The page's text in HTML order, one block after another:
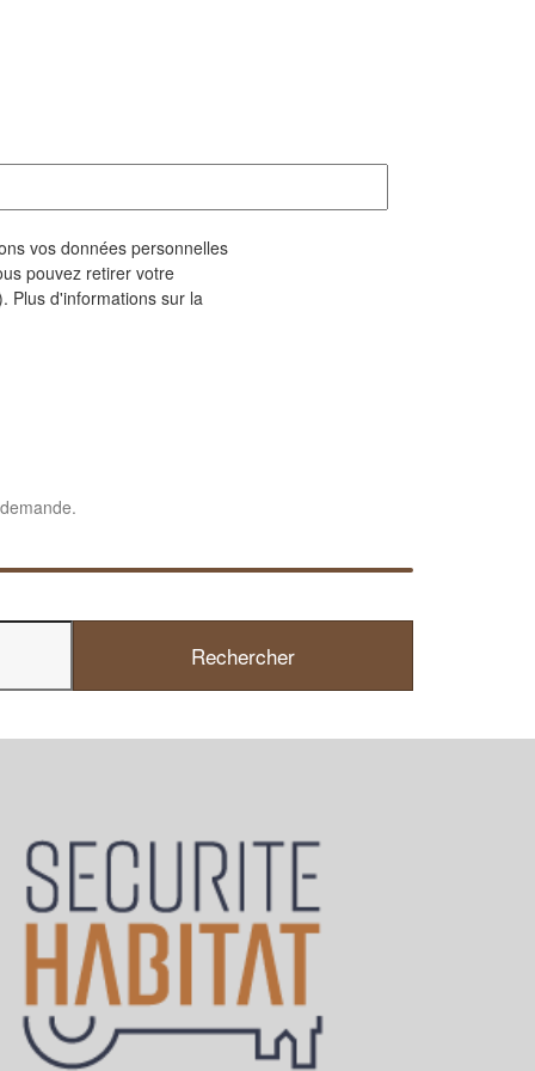
vos données personnelles
pouvez retirer votre
Plus d'informations sur la